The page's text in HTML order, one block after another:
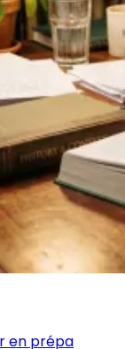
en prépa